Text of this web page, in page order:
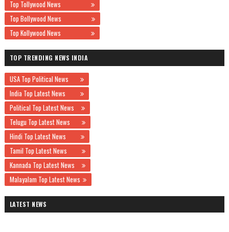
Top Tollywood News
Top Bollywood News
Top Kollywood News
TOP TRENDING NEWS INDIA
USA Top Political News
India Top Latest News
Political Top Latest News
Telugu Top Latest News
Hindi Top Latest News
Tamil Top Latest News
Kannada Top Latest News
Malayalam Top Latest News
LATEST NEWS